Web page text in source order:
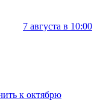
7 августа в 10:00
к октябрю